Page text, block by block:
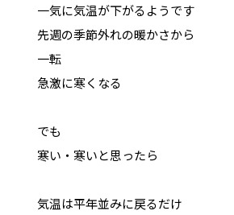
一気に気温が下がるようです
先週の季節外れの暖かさから
一転
急激に寒くなる
でも
寒い・寒いと思ったら
気温は平年並みに戻るだけ